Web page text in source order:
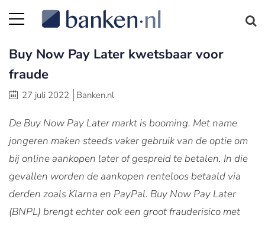
Buy Now Pay Later kwetsbaar voor
fraude
27 juli 2022 Banken.nl
De Buy Now Pay Later markt is booming. Met name
jongeren maken steeds vaker gebruik van de optie om
bij online aankopen later of gespreid te betalen. In die
gevallen worden de aankopen renteloos betaald via
derden zoals Klarna en PayPal. Buy Now Pay Later
(BNPL) brengt echter ook een groot frauderisico met